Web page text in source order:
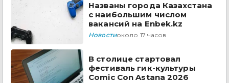
Названы города Казахстана
с наибольшим числом
вакансий на Enbek.kz
Новостиоколо 17 часов
В столице стартовал
фестиваль гик-культуры
Comic Con Astana 2026